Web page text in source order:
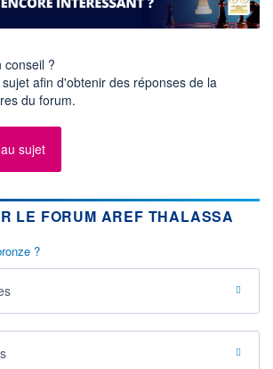
CLÔTURE VEILLE
CAPITAL ÉCHANGÉ
PER ESTIMÉ
conseil ?
afin d'obtenir des réponses de la
du forum.
sujet
LE FORUM AREF THALASSA
?